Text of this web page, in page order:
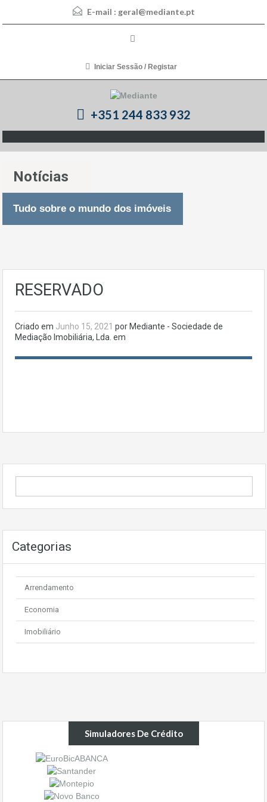
E-mail : geral@mediante.pt
Iniciar Sessão / Registar
+351 244 833 932
Notícias
Tudo sobre o mundo dos imóveis
RESERVADO
Criado em Junho 15, 2021 por Mediante - Sociedade de
Mediação Imobiliária, Lda. em
Categorias
Arrendamento
Economia
Imobiliário
Simuladores De Crédito